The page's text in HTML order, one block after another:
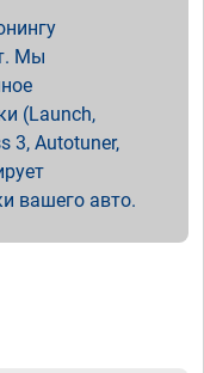
Мы
(Launch,
3, Autotuner,
вашего авто.